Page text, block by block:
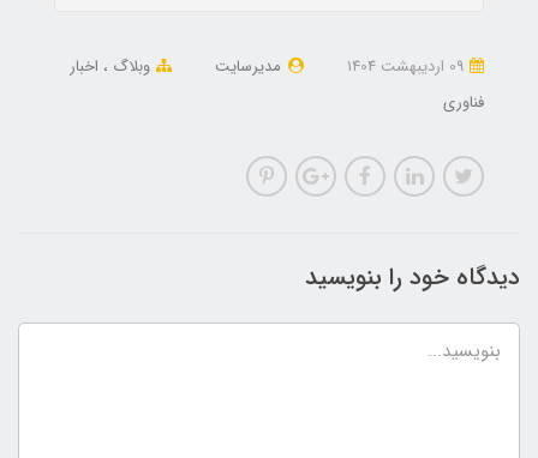
مدیرسایت وبلاگ
اخبار
فناوری
دیدگاه خود را بنویسید